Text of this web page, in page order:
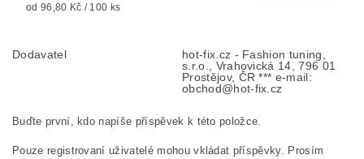
od 96,80 Kč / 100 ks
Dodavatel
hot-fix.cz - Fashion tuning,
s.r.o., Vrahovická 14, 796 01
Prostějov, ČR *** e-mail:
obchod@hot-fix.cz
Buďte první, kdo napíše příspěvek k této položce.
Pouze registrovaní uživatelé mohou vkládat příspěvky. Prosím